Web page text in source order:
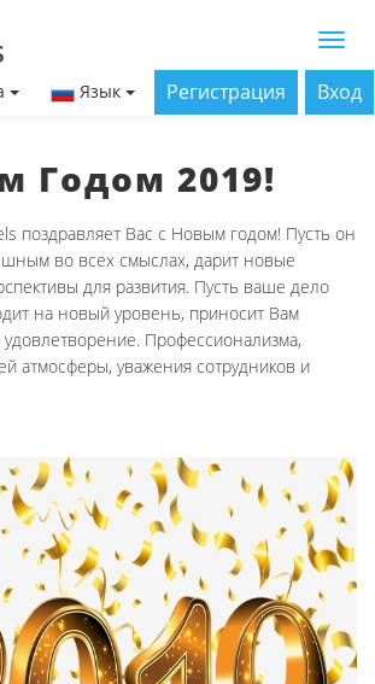
Язык Регистрация Вход
Годом 2019!
поздравляет Вас с Новым годом! Пусть он
во всех смыслах, дарит новые
для развития. Пусть ваше дело
на новый уровень, приносит Вам
Профессионализма,
атмосферы, уважения сотрудников и